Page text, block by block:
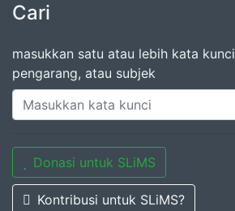
Cari
masukkan satu atau lebih kata
pengarang, atau subjek
Donasi untuk SLiMS
Kontribusi untuk SLiMS?